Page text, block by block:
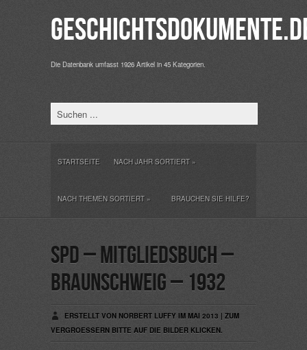
Die Datenbank umfasst 1926 Artikel in 45 Kategorien.
STARTSEITE NACH JAHR SORTIERT»
NACH THEMEN SORTIERT» BRAUCHEN SIE HILFE?
SPD – Mitgliedsbuch –
Braunschweig – 1932
ERSTELLT VON NORBERT LUFFY IM MAI 2013 | ZUM
VERGROESSERN BITTE AUF DIE BILDER KLICKEN.